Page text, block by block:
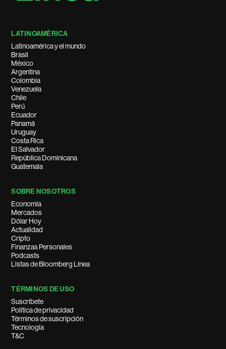
LATINOAMÉRICA
Latinoamérica y el mundo
Brasil
México
Argentina
Colombia
Venezuela
Chile
Perú
Ecuador
Panamá
Uruguay
Costa Rica
El Salvador
República Dominicana
Guatemala
SOBRE NOSOTROS
Economía
Mercados
Dólar Hoy
Actualidad
Cripto
Finanzas Personales
Podcasts
Listas de Bloomberg Línea
TÉRMINOS DE USO
Suscríbete
Política de privacidad
Términos de suscripción
Tecnología
T&C